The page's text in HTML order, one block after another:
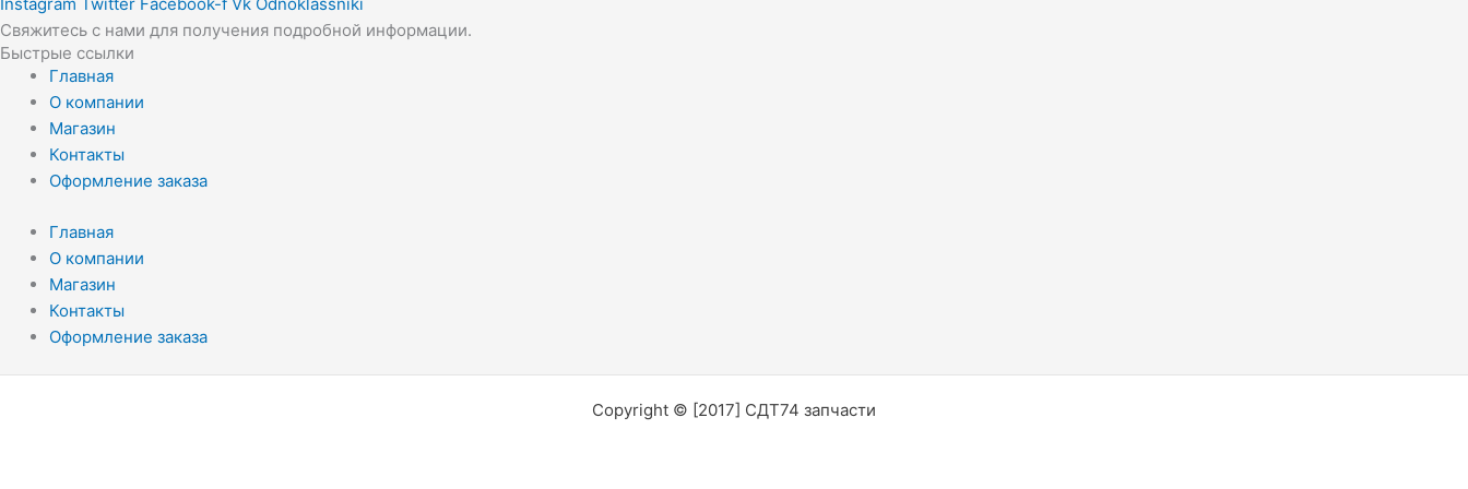
Свяжитесь с нами для получения подробной информации.
Быстрые ссылки
Главная
О компании
Магазин
Контакты
Оформление заказа
Главная
О компании
Магазин
Контакты
Оформление заказа
Copyright © [2017] СДТ74 запчасти